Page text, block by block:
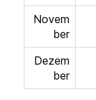
Novem
ber
Dezem
ber